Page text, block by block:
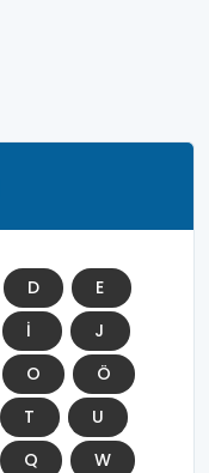
D
E
İ
J
O
Ö
T
U
Q
W